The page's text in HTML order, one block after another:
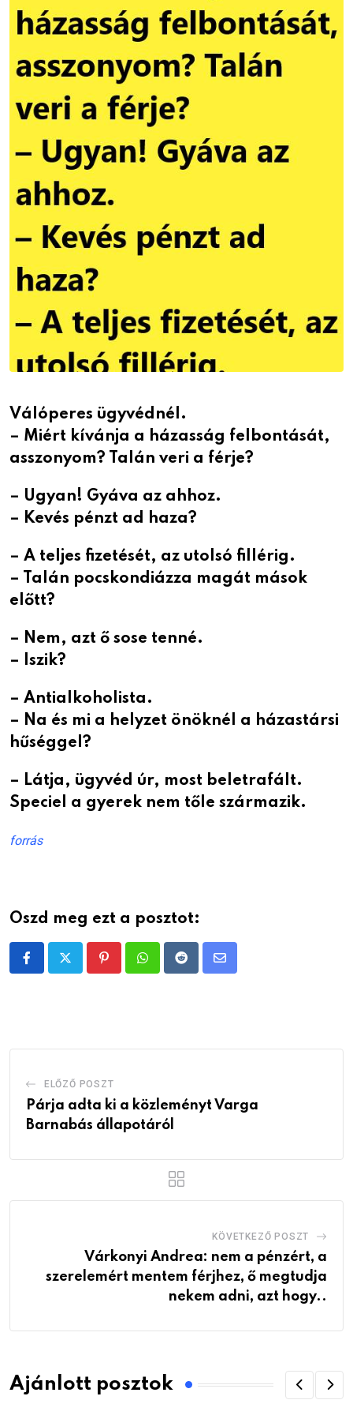
Válóperes ügyvédnél.
– Miért kívánja a házasság felbontását,
asszonyom? Talán veri a férje?
– Ugyan! Gyáva az ahhoz.
– Kevés pénzt ad haza?
– A teljes fizetését, az utolsó fillérig.
– Talán pocskondiázza magát mások
előtt?
– Nem, azt ő sose tenné.
– Iszik?
– Antialkoholista.
– Na és mi a helyzet önöknél a házastársi
hűséggel?
– Látja, ügyvéd úr, most beletrafált.
Speciel a gyerek nem tőle származik.
forrás
Oszd meg ezt a posztot:
PinterestWhatsappRedditShare
ELŐZŐ POSZT
Párja adta ki a közleményt Varga
Barnabás állapotáról
KÖVETKEZŐ POSZT
Várkonyi Andrea: nem a pénzért, a
szerelemért mentem férjhez, ő megtudja
nekem adni, azt hogy..
Ajánlott posztok